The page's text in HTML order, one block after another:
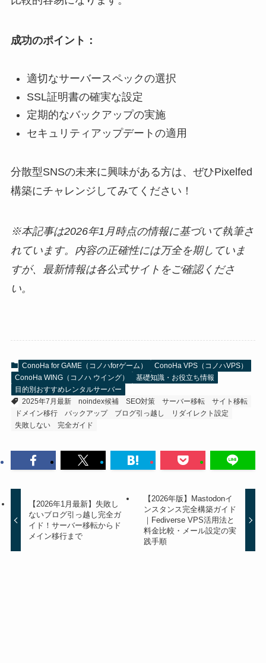
成功のポイント：
適切なサーバースペックの選択
SSL証明書の確実な設定
定期的なバックアップの実施
セキュリティアップデートの適用
分散型SNSの未来に興味がある方は、ぜひPixelfed
構築にチャレンジしてみてください！
※本記事は2026年1月時点の情報に基づいて執筆さ
れています。内容の正確性には万全を期していま
すが、最新情報は各公式サイトをご確認くださ
い。
ConoHa for GAME（コノハforゲーム）
ConoHa VPS（コノハVPS）
ConoHa WING（コノハ ウイング）
基礎知識・お役立ち情報
目的別おすすめレンタルサーバー
2025年7月最新
noindex候補 SEO対策 サーバー移転
サイト移転
ドメイン移行
バックアップ ブログ引っ越し
リダイレクト設定
失敗しない
完全ガイド
【2026年1月最新】失敗し
ないブログ引っ越し完全ガ
イド！サーバー移転からド
メイン移行まで
【2026年版】Mastodonイ
ンスタンス完全構築ガイド
｜Fediverse VPS活用法と
料金比較・メール設定の実
践手順